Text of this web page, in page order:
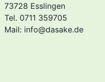
73728 Esslingen
Tel. 0711 359705
Mail: info@dasake.de